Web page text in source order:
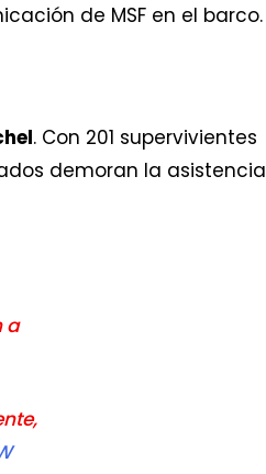
de MSF en el barco.
. Con 201 supervivientes
demoran la asistencia
a